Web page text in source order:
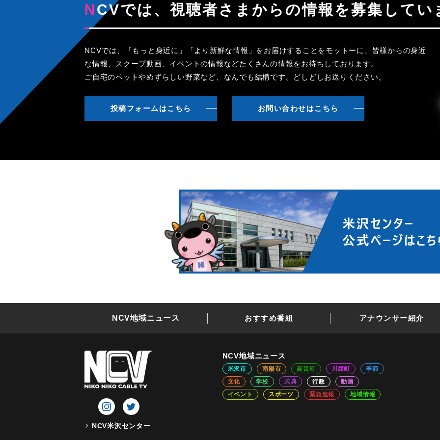
NCVでは、視聴者さまからの情報を募集してい
NCVでは、「もっと身近に」「より新鮮な情報」をお届けすることをモットーに、皆様からの身近
な情報、スクープ動画、イベントの情報などたくさんの情報をお待ちしております。
ご自宅のペットやめずらしい野菜など、なんでも結構です。どしどしお送りください。
投稿フォームはこちら お問い合わせはこちら
NCV地域ニュース おすすめ番組 アナウンサー紹介
NCV米沢センター
NCV地域ニュース
米沢市 南陽市 高畠町 川西町
季節
文化
学校 式典 行政
動画
イベント
スポーツ 緊急速報 地域情報